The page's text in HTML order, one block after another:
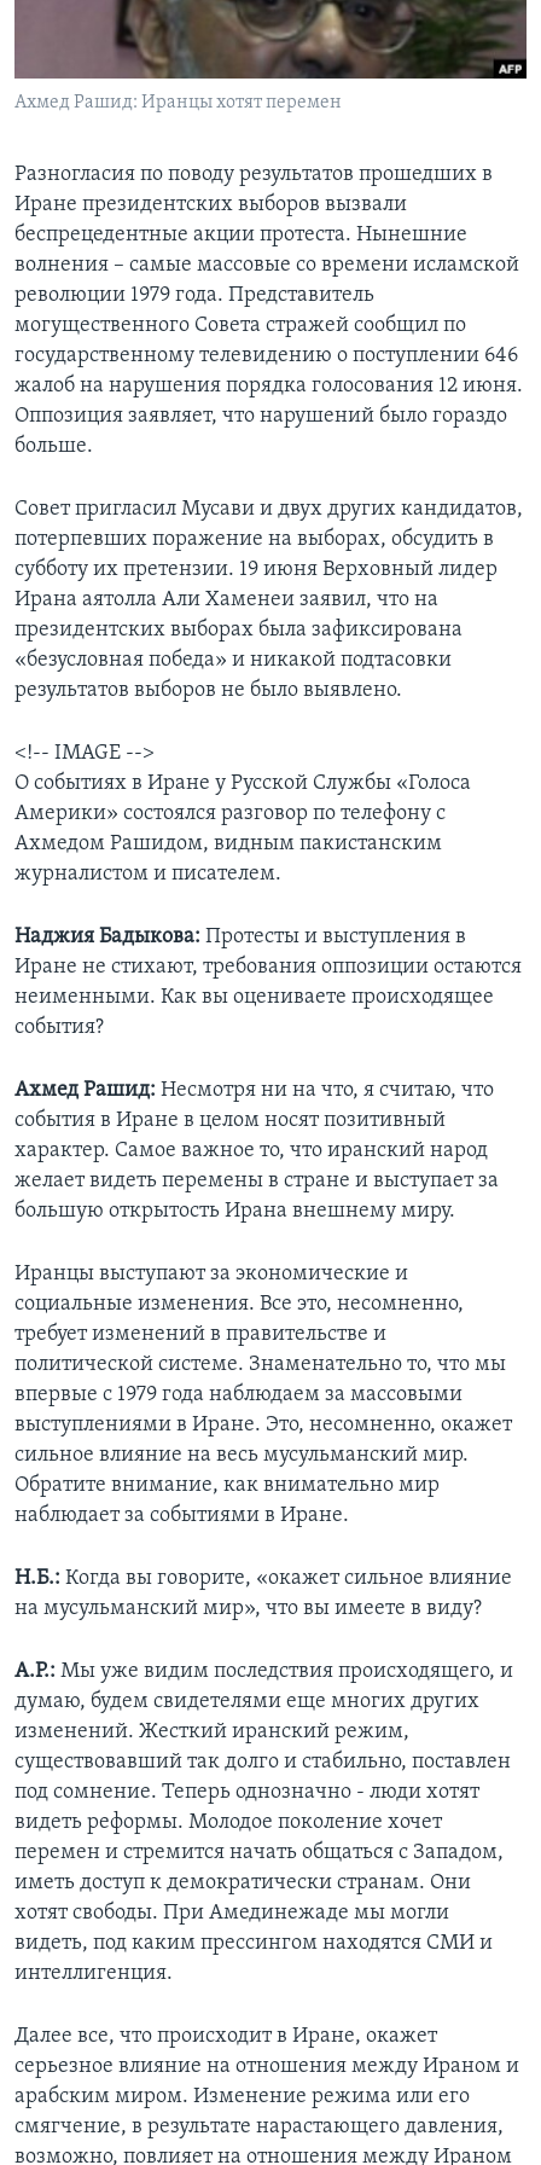
Learning English
СОЦИАЛЬНЫЕ СЕТИ
Языки
Ахмед Рашид: Иранцы хотят перемен
Разногласия по поводу результатов прошедших в
Иране президентских выборов вызвали
беспрецедентные акции протеста. Нынешние
волнения – самые массовые со времени исламской
революции 1979 года. Представитель
могущественного Совета стражей сообщил по
государственному телевидению о поступлении 646
жалоб на нарушения порядка голосования 12 июня.
Оппозиция заявляет, что нарушений было гораздо
больше.
Совет пригласил Мусави и двух других кандидатов,
потерпевших поражение на выборах, обсудить в
субботу их претензии. 19 июня Верховный лидер
Ирана аятолла Али Хаменеи заявил, что на
президентских выборах была зафиксирована
«безусловная победа» и никакой подтасовки
результатов выборов не было выявлено.
<!-- IMAGE -->
О событиях в Иране у Русской Службы «Голоса
Америки» состоялся разговор по телефону с
Ахмедом Рашидом, видным пакистанским
журналистом и писателем.
Наджия Бадыкова: Протесты и выступления в
Иране не стихают, требования оппозиции остаются
неименными. Как вы оцениваете происходящее
события?
Ахмед Рашид: Несмотря ни на что, я считаю, что
события в Иране в целом носят позитивный
характер. Самое важное то, что иранский народ
желает видеть перемены в стране и выступает за
большую открытость Ирана внешнему миру.
Иранцы выступают за экономические и
социальные изменения. Все это, несомненно,
требует изменений в правительстве и
политической системе. Знаменательно то, что мы
впервые с 1979 года наблюдаем за массовыми
выступлениями в Иране. Это, несомненно, окажет
сильное влияние на весь мусульманский мир.
Обратите внимание, как внимательно мир
наблюдает за событиями в Иране.
Н.Б.: Когда вы говорите, «окажет сильное влияние
на мусульманский мир», что вы имеете в виду?
А.Р.: Мы уже видим последствия происходящего, и
думаю, будем свидетелями еще многих других
изменений. Жесткий иранский режим,
существовавший так долго и стабильно, поставлен
под сомнение. Теперь однозначно - люди хотят
видеть реформы. Молодое поколение хочет
перемен и стремится начать общаться с Западом,
иметь доступ к демократически странам. Они
хотят свободы. При Амединежаде мы могли
видеть, под каким прессингом находятся СМИ и
интеллигенция.
Далее все, что происходит в Иране, окажет
серьезное влияние на отношения между Ираном и
арабским миром. Изменение режима или его
смягчение, в результате нарастающего давления,
возможно, повлияет на отношения между Ираном